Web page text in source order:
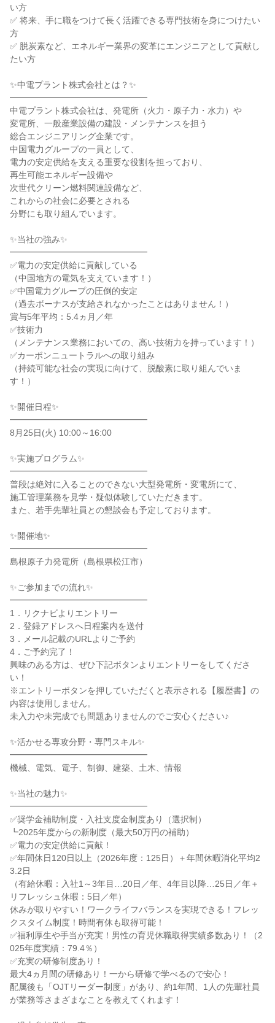
い方
✅ 将来、手に職をつけて長く活躍できる専門技術を身につけたい
方
✅ 脱炭素など、エネルギー業界の変革にエンジニアとして貢献し
たい方
✨中電プラント株式会社とは？✨
━━━━━━━━━━━━━━━━
中電プラント株式会社は、発電所（火力・原子力・水力）や
変電所、一般産業設備の建設・メンテナンスを担う
総合エンジニアリング企業です。
中国電力グループの一員として、
電力の安定供給を支える重要な役割を担っており、
再生可能エネルギー設備や
次世代クリーン燃料関連設備など、
これからの社会に必要とされる
分野にも取り組んでいます。
✨当社の強み✨
━━━━━━━━━━━━━━━━
✅電力の安定供給に貢献している
（中国地方の電気を支えています！）
✅中国電力グループの圧倒的安定
（過去ボーナスが支給されなかったことはありません！）
賞与5年平均：5.4ヵ月／年
✅技術力
（メンテナンス業務においての、高い技術力を持っています！）
✅カーボンニュートラルへの取り組み
（持続可能な社会の実現に向けて、脱酸素に取り組んでいま
す！）
✨開催日程✨
━━━━━━━━━━━━━━━━
8月25日(火) 10:00～16:00
✨実施プログラム✨
━━━━━━━━━━━━━━━━
普段は絶対に入ることのできない大型発電所・変電所にて、
施工管理業務を見学・疑似体験していただきます。
また、若手先輩社員との懇談会も予定しております。
✨開催地✨
━━━━━━━━━━━━━━━━
島根原子力発電所（島根県松江市）
✨ご参加までの流れ✨
━━━━━━━━━━━━━━━━
1．リクナビよりエントリー
2．登録アドレスへ日程案内を送付
3．メール記載のURLよりご予約
4．ご予約完了！
興味のある方は、ぜひ下記ボタンよりエントリーをしてくださ
い！
※エントリーボタンを押していただくと表示される【履歴書】の
内容は使用しません。
未入力や未完成でも問題ありませんのでご安心ください♪
✨活かせる専攻分野・専門スキル✨
━━━━━━━━━━━━━━━━
機械、電気、電子、制御、建築、土木、情報
✨当社の魅力✨
━━━━━━━━━━━━━━━━
✅奨学金補助制度・入社支度金制度あり（選択制）
┗2025年度からの新制度（最大50万円の補助）
✅電力の安定供給に貢献！
✅年間休日120日以上（2026年度：125日）＋年間休暇消化平均2
3.2日
（有給休暇：入社1～3年目…20日／年、4年目以降…25日／年＋
リフレッシュ休暇：5日／年）
休みが取りやすい！ワークライフバランスを実現できる！フレッ
クスタイム制度！時間有休も取得可能！
✅福利厚生や手当が充実！男性の育児休職取得実績多数あり！（2
025年度実績：79.4％）
✅充実の研修制度あり！
最大4ヵ月間の研修あり！一から研修で学べるので安心！
配属後も「OJTリーダー制度」があり、約1年間、1人の先輩社員
が業務等さまざまなことを教えてくれます！